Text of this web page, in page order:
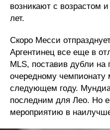
возникают с возрастом
лет.
Скоро Месси
Аргентинец все еще в
MLS, поставив дубли на
очередному чемпионату
следующем году.
последним для Лео. Но
мероприятию в